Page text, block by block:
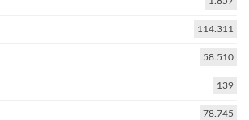
114.311
58.510
139
78.745